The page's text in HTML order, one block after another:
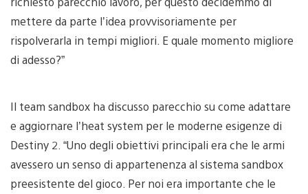
mettere da parte l’idea provvisoriamente per
rispolverarla in tempi migliori. E quale momento migliore
di adesso?”
Il team sandbox ha discusso parecchio su come adattare
e aggiornare l’heat system per le moderne esigenze di
Destiny 2. “Uno degli obiettivi principali era che le armi
avessero un senso di appartenenza al sistema sandbox
preesistente del gioco. Per noi era importante che le